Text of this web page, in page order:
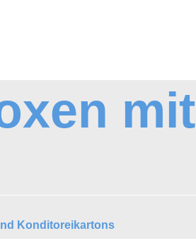
mit
Konditoreikartons